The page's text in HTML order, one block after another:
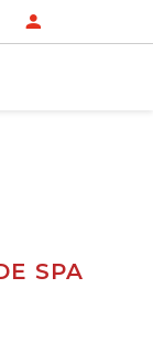
SPA